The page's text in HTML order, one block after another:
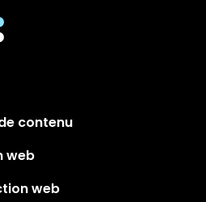
contenu
web
web